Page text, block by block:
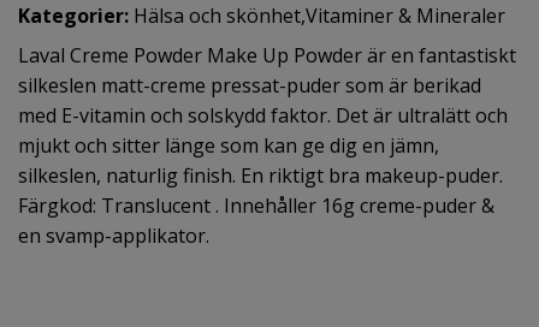
Kategorier: Hälsa och skönhet,Vitaminer & Mineraler
Laval Creme Powder Make Up Powder är en fantastiskt
silkeslen matt-creme pressat-puder som är berikad
med E-vitamin och solskydd faktor. Det är ultralätt och
mjukt och sitter länge som kan ge dig en jämn,
silkeslen, naturlig finish. En riktigt bra makeup-puder.
Färgkod: Translucent . Innehåller 16g creme-puder &
en svamp-applikator.